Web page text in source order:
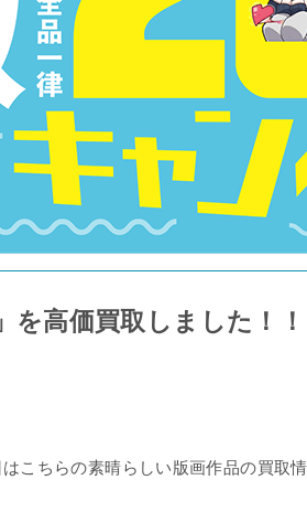
を高価買取しました！！
こちらの素晴らしい版画作品の買取